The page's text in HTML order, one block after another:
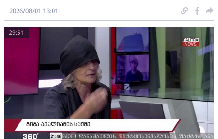
2026/08/01 13:01
29:51